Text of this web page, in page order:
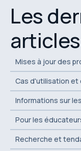
Les
articles
Mises à jour des
Cas d'utilisation
Informations sur
Pour les
Recherche et